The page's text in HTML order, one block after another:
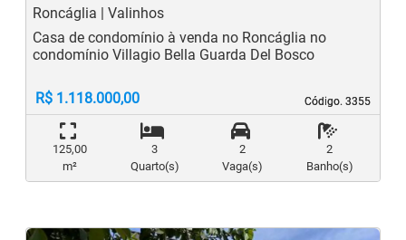
Roncáglia | Valinhos
Código. 3355
Código. 3355
Casa de condomínio à venda no Roncáglia no
condomínio Villagio Bella Guarda Del Bosco
R$ 1.118.000,00
125,00
m²
3
Quarto(s)
2
Vaga(s)
2
Banho(s)